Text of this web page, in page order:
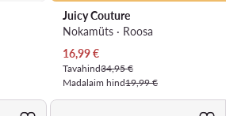
Juicy Couture
Nokamüts · Roosa
Praegune hind
16,99€
Tavahind34,95 €
Madalaim hind19,99 €